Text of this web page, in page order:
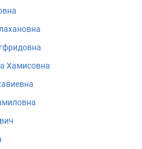
Хамисовна